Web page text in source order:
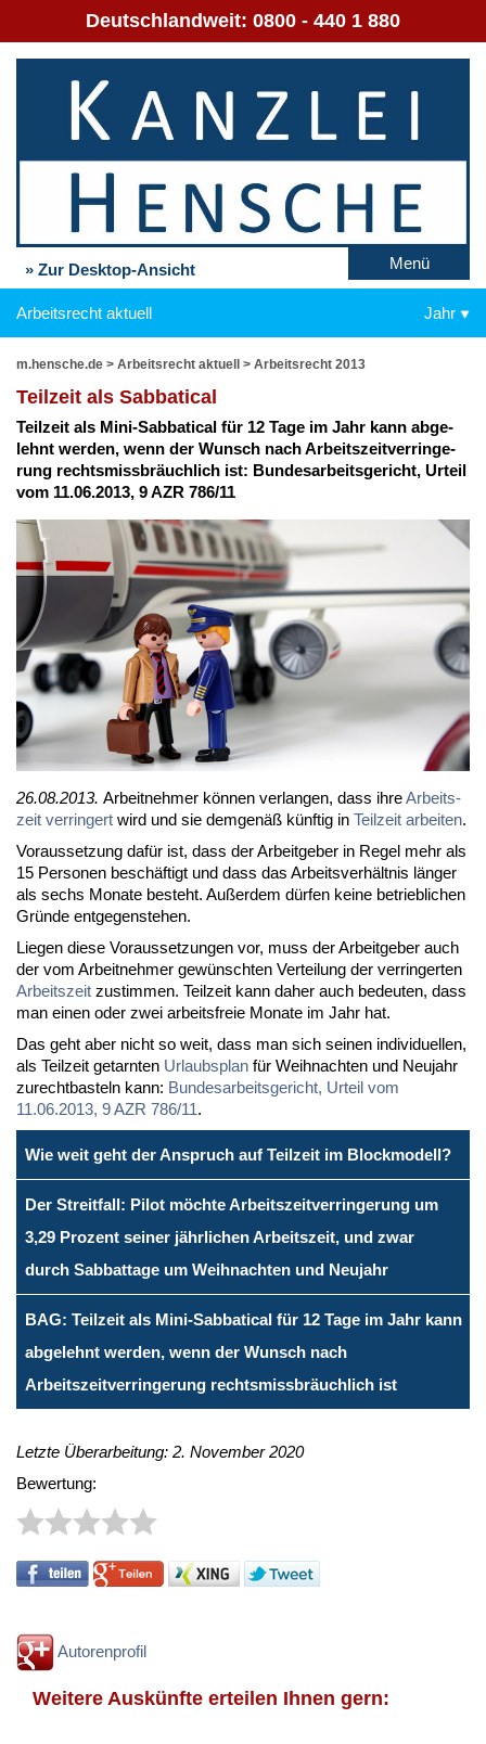
Deutschlandweit: 0800 - 440 1 880
» Zur Desktop-Ansicht Menü
Arbeitsrecht aktuell Jahr
m.hensche.de > Arbeitsrecht aktuell > Arbeitsrecht 2013
Teil­zeit als Sab­ba­ti­cal
Teil­zeit als Mi­ni-Sab­ba­ti­cal für 12 Ta­ge im Jahr kann ab­ge­
lehnt wer­den, wenn der Wunsch nach Ar­beits­zeit­ver­rin­ge­
rung rechts­miss­bräuch­lich ist: Bun­des­ar­beits­ge­richt, Ur­teil
vom 11.06.2013, 9 AZR 786/11
26.08.2013. Ar­beit­neh­mer kön­nen ver­lan­gen, dass ih­reAr­beits­
zeit ver­rin­gert wird und sie dem­ge­näß künf­tig in Teil­zeit ar­bei­ten.
Vor­aus­set­zung da­für ist, dass der Ar­beit­ge­ber in Re­gel mehr als
15 Per­so­nen be­schäf­tigt und dass das Ar­beits­ver­hält­nis län­ger
als sechs Mo­na­te be­steht. Au­ßer­dem dür­fen kei­ne be­trieb­li­chen
Grün­de ent­ge­gen­ste­hen.
Lie­gen die­se Vor­aus­set­zun­gen vor, muss der Ar­beit­ge­ber auch
der vom Ar­beit­neh­mer ge­wünsch­ten Ver­tei­lung der ver­rin­ger­ten
Ar­beits­zeit zu­stim­men. Teil­zeit kann da­her auch be­deu­ten, dass
man ei­nen oder zwei ar­beits­freie Mo­na­te im Jahr hat.
Das geht aber nicht so weit, dass man sich sei­nen in­di­vi­du­el­len,
als Teil­zeit ge­tarn­ten Ur­laubs­plan für Weih­nach­ten und Neu­jahr
zu­recht­bas­teln kann: Bun­des­ar­beits­ge­richt, Ur­teil vom
11.06.2013, 9 AZR 786/11.
Wie weit geht der Anspruch auf Teilzeit im Blockmodell?
Der Streitfall: Pilot möchte Arbeitszeitverringerung um
3,29 Prozent seiner jährlichen Arbeitszeit, und zwar
durch Sabbattage um Weihnachten und Neujahr
BAG: Teilzeit als Mini-Sabbatical für 12 Tage im Jahr kann
abgelehnt werden, wenn der Wunsch nach
Arbeitszeitverringerung rechtsmissbräuchlich ist
Letzte Überarbeitung: 2. November 2020
Bewertung:
Autorenprofil
Weitere Auskünfte erteilen Ihnen gern: